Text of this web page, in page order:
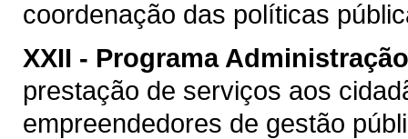
coordenação das políticas
XXII - Programa
prestação de serviços aos
empreendedores de gestão